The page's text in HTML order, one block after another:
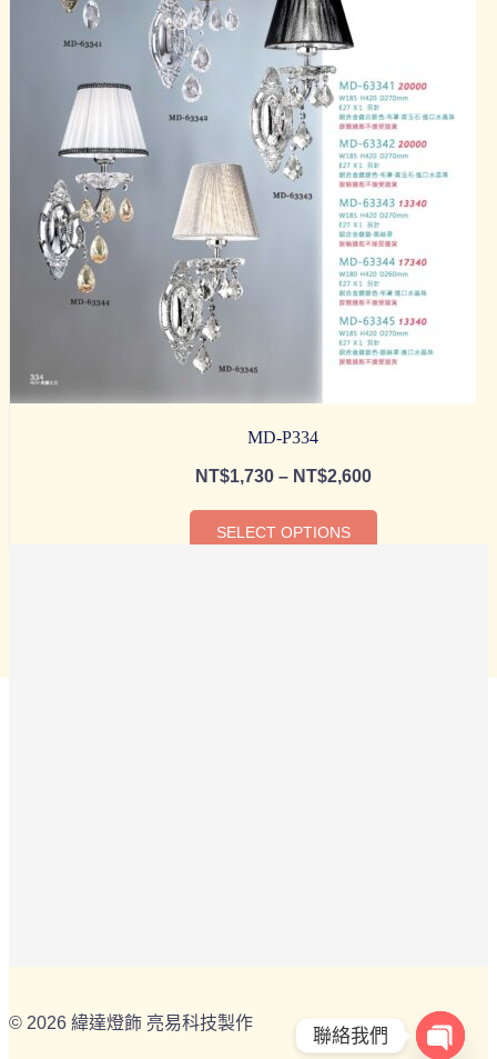
MD-P334
NT$1,730– NT$2,600
SELECT OPTIONS
© 2026 緯達燈飾 亮易科技製作
聯絡我們